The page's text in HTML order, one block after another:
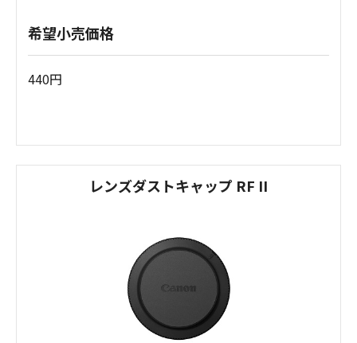
希望小売価格
440円
レンズダストキャップ RF II